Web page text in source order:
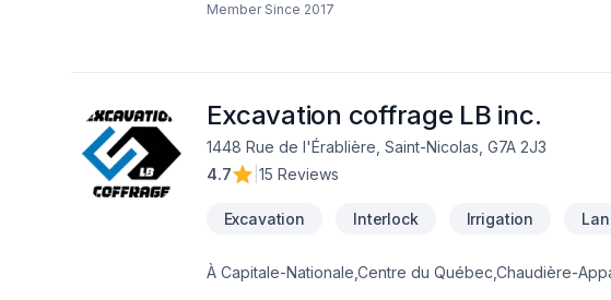
Member Since 2017
Excavation coffrage LB inc.
1448 Rue de l'Érablière, Saint-Nicolas, G7A 2J3
4.7
15 Reviews
Excavation Interlock Irrigation
À Capitale-Nationale,Centre du Québec,Chaudière-